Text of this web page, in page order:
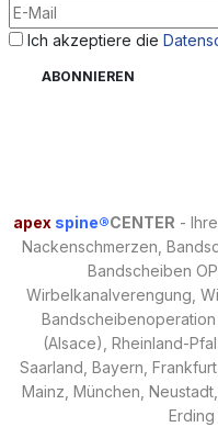
Ich akzeptiere die
apex spine®CENTER -
Nackenschmerzen,
Bandscheiben
Wirbelkanalverengung,
Bandscheibenoperation
(Alsace), Rheinland-
Saarland, Bayern,
Mainz, München,